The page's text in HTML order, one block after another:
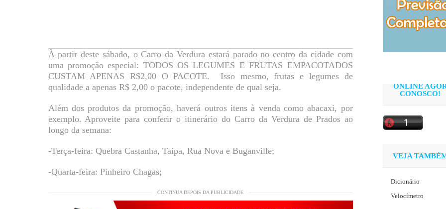
À partir deste sábado, o Carro da Verdura estará parado no centro da cidade com
uma promoção especial: TODOS OS LEGUMES E FRUTAS EMPACOTADOS
CUSTAM APENAS R$2,00 O PACOTE. Isso mesmo, frutas e legumes de
qualidade a apenas R$ 2,00 o pacote, independente de qual seja.
Além dos produtos da promoção, haverá outros itens à venda como abacaxi, por
exemplo. Aproveite para conferir o itinerário do Carro da Verdura de Prados ao
longo da semana:
-Terça-feira: Quebra Castanha, Taipa, Rua Nova e Buganville;
-Quarta-feira: Pinheiro Chagas;
CONTINUA DEPOIS DA PUBLICIDADE
ONLINE
CONOSCO!
VEJA
Dicionário
Velocímetro